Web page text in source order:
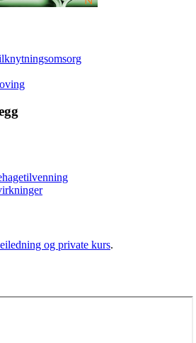
og private kurs.